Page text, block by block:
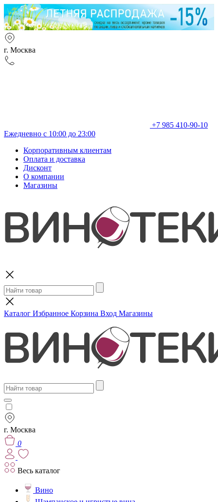
г. Москва
+7 985 410-90-10
Ежедневно с 10:00 до 23:00
Корпоративным клиентам
Оплата и доставка
Дисконт
О компании
Магазины
Каталог Избранное Корзина Вход Магазины
г. Москва
0
Весь каталог
Вино